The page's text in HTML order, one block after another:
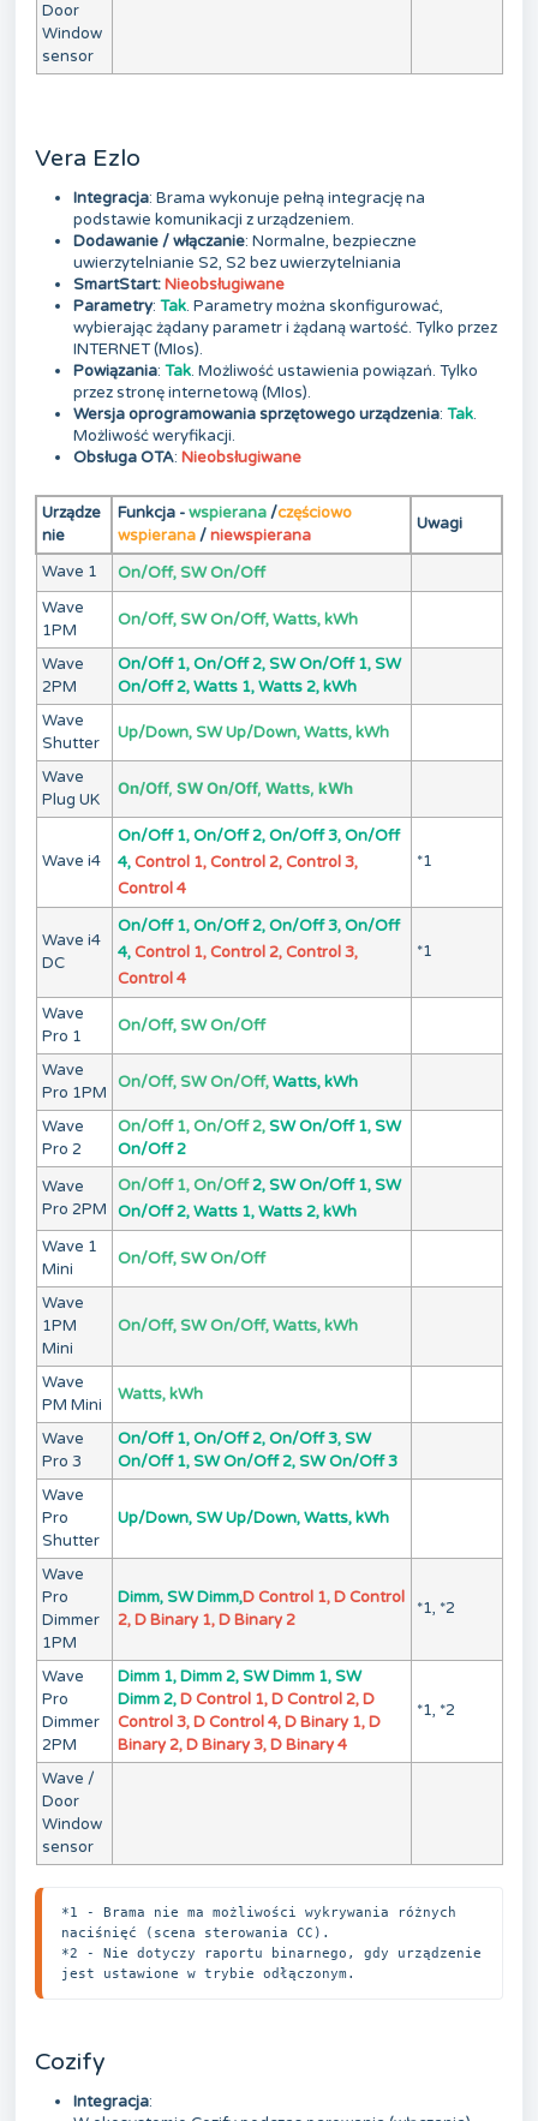
Door
Window
sensor
Vera Ezlo
Integracja: Brama wykonuje pełną integrację na
podstawie komunikacji z urządzeniem.
Dodawanie / włączanie: Normalne, bezpieczne
uwierzytelnianie S2, S2 bez uwierzytelniania
SmartStart:Nieobsługiwane
Parametry: Tak. Parametry można skonfigurować,
wybierając żądany parametr i żądaną wartość. Tylko przez
INTERNET (MIos).
Powiązania: Tak. Możliwość ustawienia powiązań. Tylko
przez stronę internetową (MIos).
Wersja oprogramowania sprzętowego urządzenia: Tak.
Możliwość weryfikacji.
Obsługa OTA: Nieobsługiwane
Urządze
nie
Funkcja -wspierana/częściowo
wspierana/niewspierana
Uwagi
Wave 1
On/Off, SW On/Off
Wave
1PM
On/Off, SW On/Off, Watts, kWh
Wave
2PM
On/Off 1, On/Off 2, SW On/Off 1, SW
On/Off 2, Watts 1, Watts 2, kWh
Wave
Shutter
Up/Down, SW Up/Down, Watts, kWh
Wave
Plug UK
On/Off, SW On/Off, Watts, kWh
Wave i4
On/Off 1, On/Off 2, On/Off 3, On/Off
4,Control 1, Control 2, Control 3,
Control 4
*1
Wave i4
DC
On/Off 1, On/Off 2, On/Off 3, On/Off
4,Control 1, Control 2, Control 3,
Control 4
*1
Wave
Pro 1
On/Off, SW On/Off
Wave
Pro 1PM
On/Off, SW On/Off,Watts, kWh
Wave
Pro 2
On/Off 1, On/Off 2,SW On/Off 1, SW
On/Off 2
Wave
Pro 2PM
On/Off 1, On/Off2,SW On/Off 1, SW
On/Off 2,Watts 1, Watts 2, kWh
Wave 1
Mini
On/Off, SW On/Off
Wave
1PM
Mini
On/Off, SW On/Off, Watts, kWh
Wave
PM Mini
Watts, kWh
Wave
Pro 3
On/Off 1, On/Off 2, On/Off 3, SW
On/Off 1, SW On/Off 2, SW On/Off 3
Wave
Pro
Shutter
Up/Down, SW Up/Down, Watts, kWh
Wave
Pro
Dimmer
1PM
Dimm, SW Dimm,D Control 1, D Control
2, D Binary 1, D Binary 2
*1, *2
Wave
Pro
Dimmer
2PM
Dimm 1, Dimm 2, SW Dimm 1, SW
Dimm 2,D Control 1, D Control 2, D
Control 3, D Control 4, D Binary 1, D
Binary 2, D Binary 3, D Binary 4
*1, *2
Wave /
Door
Window
sensor
*1 - Brama nie ma możliwości wykrywania różnych
naciśnięć (scena sterowania CC).
*2 - Nie dotyczy raportu binarnego, gdy urządzenie
jest ustawione w trybie odłączonym.
Cozify
Integracja: